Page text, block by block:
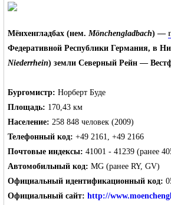
объявления в
Мёнхенгладбах (нем.Mönchengladbach) —
Федеративной Республики Германия, в
Niederrhein) землиСеверный Рейн —
Бургомистр:Норберт Буде
Площадь: 170,43 км
Население:258 848 человек (2009)
Телефонный код: +49 2161, +49 2166
Почтовые индексы: 41001 - 41239 (ранее
Автомобильный код:MG (ранее RY, GV)
Официальный идентификационный код:
Официальный сайт:http://